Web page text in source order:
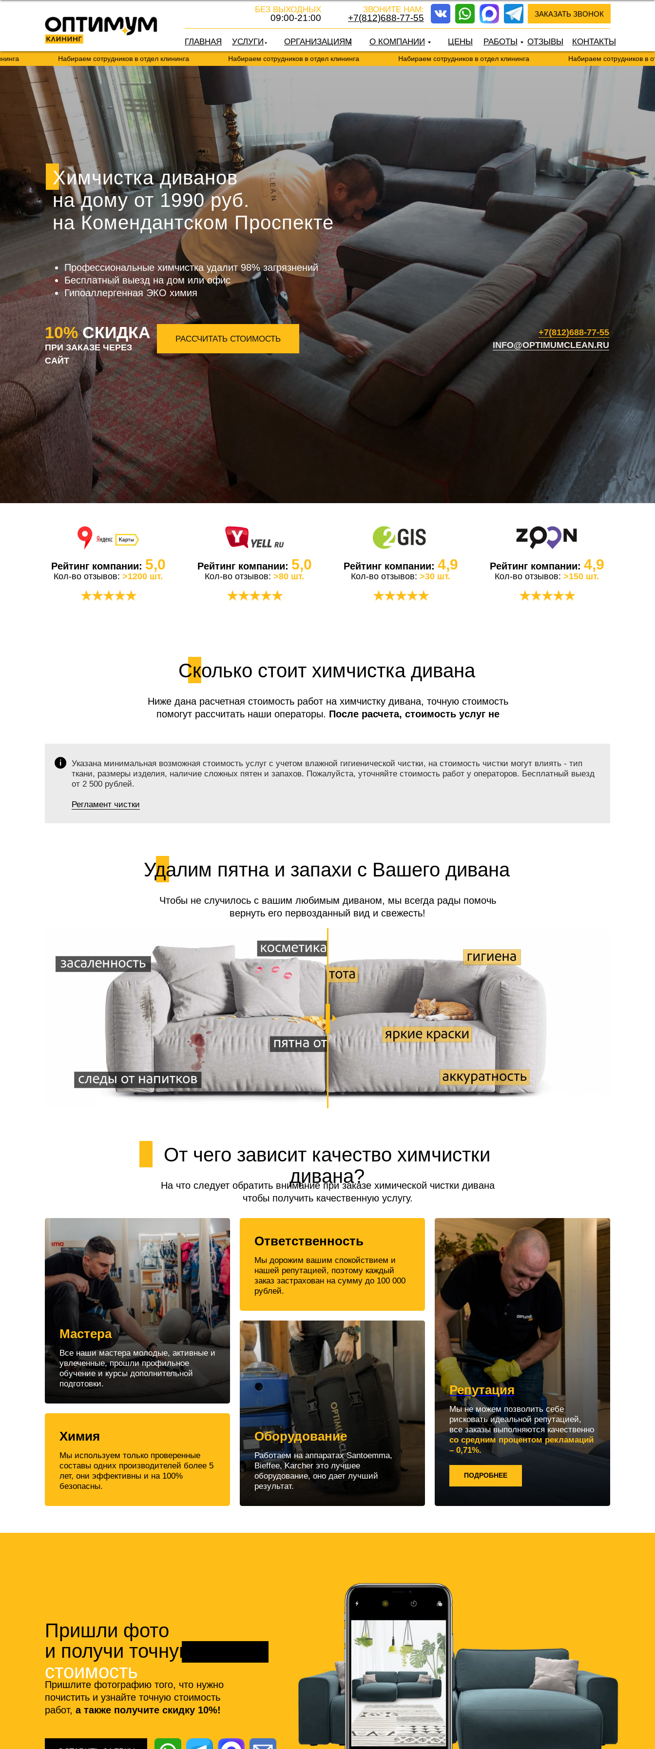
УСЛУГИ
ЗАКАЗАТЬ ЗВОНОК
ГЛАВНАЯ ОРГАНИЗАЦИЯМ ЦЕНЫ РАБОТЫ КОНТАКТЫ
О КОМПАНИИ ОТЗЫВЫ
ЗВОНИТЕ НАМ:
+7(812)688-77-55
БЕЗ ВЫХОДНЫХ
09:00-21:00
Набираем сотрудников в отдел клининга Набираем сотрудников в отдел клининга Набираем сотрудников в отдел клининга Набираем сотрудников в отдел
Химчистка диванов
на дому от 1990 руб.
на Комендантском Проспекте
РАССЧИТАТЬ СТОИМОСТЬ
ПРИ ЗАКАЗЕ ЧЕРЕЗ
САЙТ
Профессиональные химчистка удалит 98% загрязнений
Бесплатный выезд на дом или офис
Гипоаллергенная ЭКО химия
10%СКИДКА
+7(812)688-77-55
INFO@OPTIMUMCLEAN.RU
Рейтинг компании: 5,0
Кол-во отзывов: >1200 шт.
★★★★★
Рейтинг компании: 5,0
Кол-во отзывов: >80 шт.
★★★★★
Рейтинг компании: 4,9
Кол-во отзывов: >30 шт.
★★★★★
Рейтинг компании: 4,9
Кол-во отзывов: >150 шт.
★★★★★
Сколько стоит химчистка дивана
Ниже дана расчетная стоимость работ на химчистку дивана, точную стоимость
помогут рассчитать наши операторы. После расчета, стоимость услуг не
Указана минимальная возможная стоимость услуг с учетом влажной гигиенической чистки, на стоимость чистки могут влиять - тип
ткани, размеры изделия, наличие сложных пятен и запахов. Пожалуйста, уточняйте стоимость работ у операторов. Бесплатный выезд
от 2 500 рублей.
Регламент чистки
Удалим пятна и запахи с Вашего дивана
Чтобы не случилось с вашим любимым диваном, мы всегда рады помочь
вернуть его первозданный вид и свежесть!
От чего зависит качество химчистки
дивана?
На что следует обратить внимание при заказе химической чистки дивана
чтобы получить качественную услугу.
Мастера
Все наши мастера молодые, активные и
увлеченные, прошли профильное
обучение и курсы дополнительной
подготовки.
Химия
Мы используем только проверенные
составы одних производителей более 5
лет, они эффективны и на 100%
безопасны.
Ответственность
Мы дорожим вашим спокойствием и
нашей репутацией, поэтому каждый
заказ застрахован на сумму до 100 000
рублей.
Оборудование
Работаем на аппаратах Santoemma,
Bieffee, Karcher это лучшее
оборудование, оно дает лучший
результат.
Репутация
Мы не можем позволить себе
рисковать идеальной репутацией,
все заказы выполняются качественно
со средним процентом рекламаций
– 0,71%.
ПОДРОБНЕЕ
Пришлите фотографию того, что нужно
почистить и узнайте точную стоимость
работ, а также получите скидку 10%!
Пришли фото
и получи точную
стоимость